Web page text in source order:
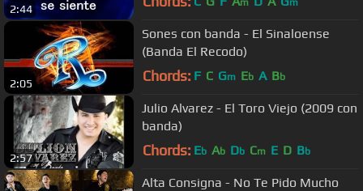
2:44
m m
2:05
Sones con banda - El Sinaloense
(Banda El Recodo)
Chords: F C Gm Eb A Bb
2:57
Julio Alvarez - El Toro Viejo (2009 con
banda)
Chords: Eb Ab Db Cm E D Bb
Alta Consigna - No Te Pido Mucho